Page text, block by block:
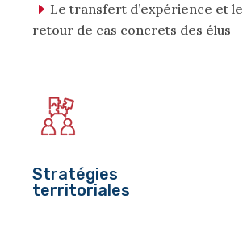
Le transfert d’expérience et le
retour de cas concrets des élus
Stratégies
territoriales